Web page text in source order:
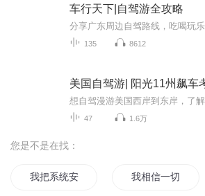
车行天下|自驾游全攻略
分享广东周边自驾路线，吃喝玩
135 8612
美国自驾游| 阳光11州飙车
47 1.6万
您是不是在找：
我把系统安排了 我相信一切都是